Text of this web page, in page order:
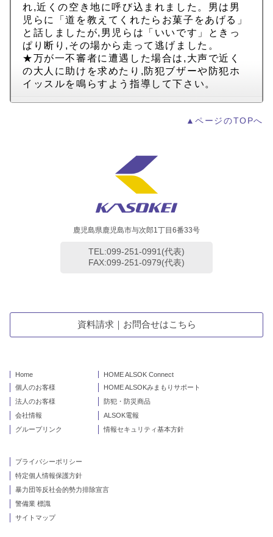
れ,近くの空き地に呼び込まれました。男は男
児らに「道を教えてくれたらお菓子をあげる」
と話しましたが,男児らは「いいです」ときっ
ぱり断り,その場から走って逃げました。
★万が一不審者に遭遇した場合は,大声で近く
の大人に助けを求めたり,防犯ブザーや防犯ホ
イッスルを鳴らすよう指導して下さい。
▲ページのTOPへ
鹿児島県鹿児島市与次郎1丁目6番33号
TEL:099-251-0991(代表)
FAX:099-251-0979(代表)
資料請求｜お問合せはこちら
Home
個人のお客様
法人のお客様
会社情報
グループリンク
HOME ALSOK Connect
HOME ALSOKみまもりサポート
防犯・防災商品
ALSOK電報
情報セキュリティ基本方針
プライバシーポリシー
特定個人情報保護方針
暴力団等反社会的勢力排除宣言
警備業 標識
サイトマップ